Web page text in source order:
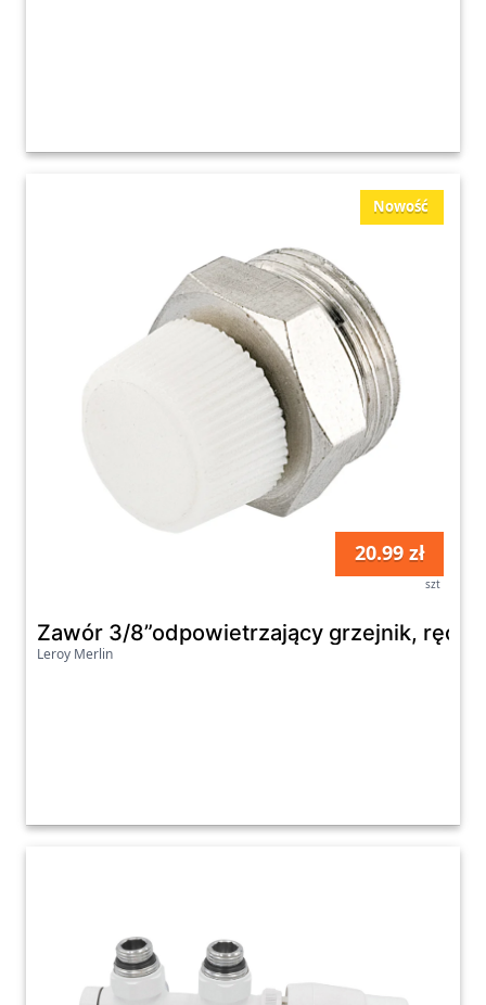
Nowość
20.99 zł
szt
Zawór 3/8”odpowietrzający grzejnik,
Leroy Merlin